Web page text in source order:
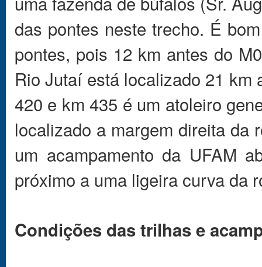
das pontes neste trecho. É
pontes, pois 12 km antes do
Rio Jutaí está localizado 21 km
420 e km 435 é um atoleiro
localizado a margem direita da
um acampamento da UFAM
próximo a uma ligeira curva da
Condições das trilhas e